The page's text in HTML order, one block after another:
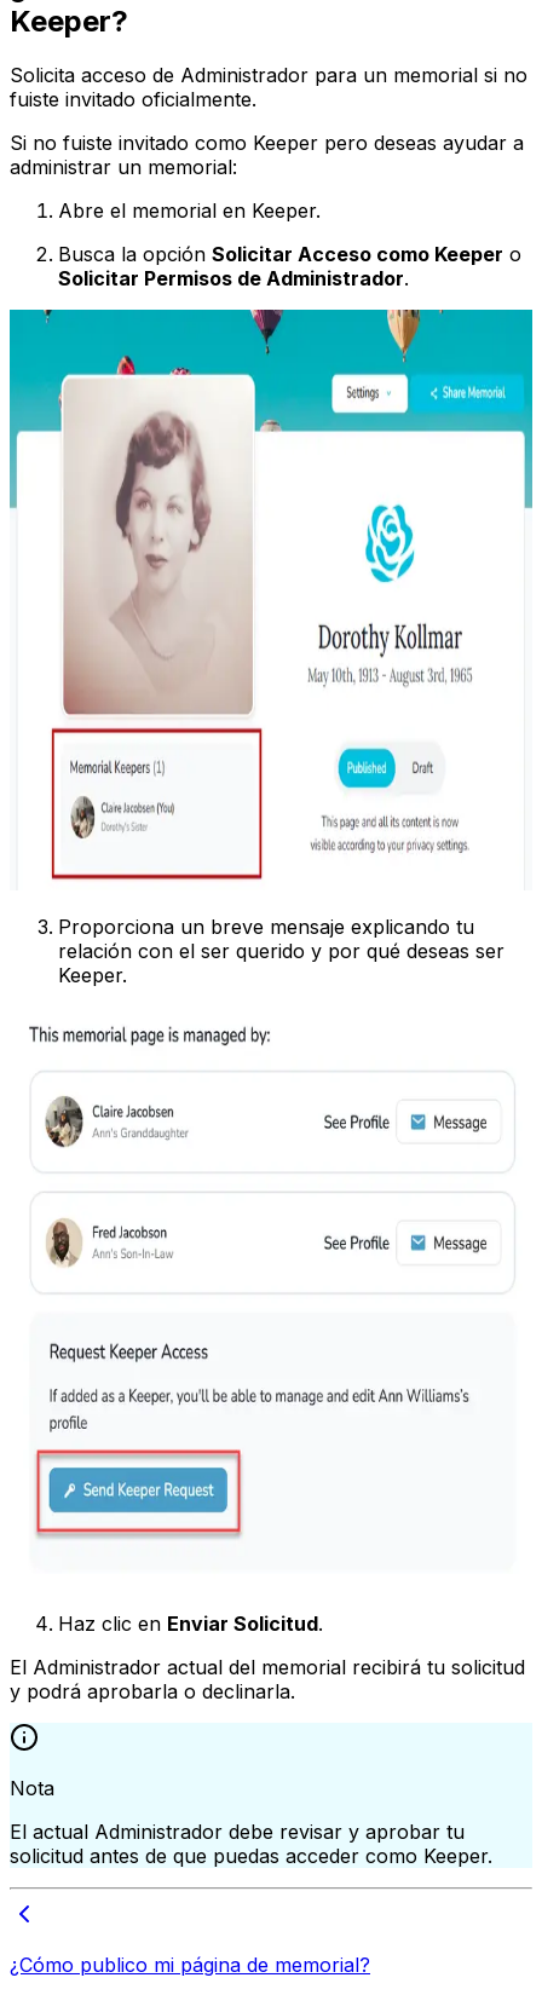
Keeper?
Solicita acceso de Administrador para un memorial si no
fuiste invitado oficialmente.
Si no fuiste invitado como Keeper pero deseas ayudar a
administrar un memorial:
Abre el memorial en Keeper.
Busca la opción Solicitar Acceso como Keeper o
Solicitar Permisos de Administrador.
Proporciona un breve mensaje explicando tu
relación con el ser querido y por qué deseas ser
Keeper.
Haz clic en Enviar Solicitud.
El Administrador actual del memorial recibirá tu solicitud
y podrá aprobarla o declinarla.
Nota
El actual Administrador debe revisar y aprobar tu
solicitud antes de que puedas acceder como Keeper.
¿Cómo publico mi página de memorial?